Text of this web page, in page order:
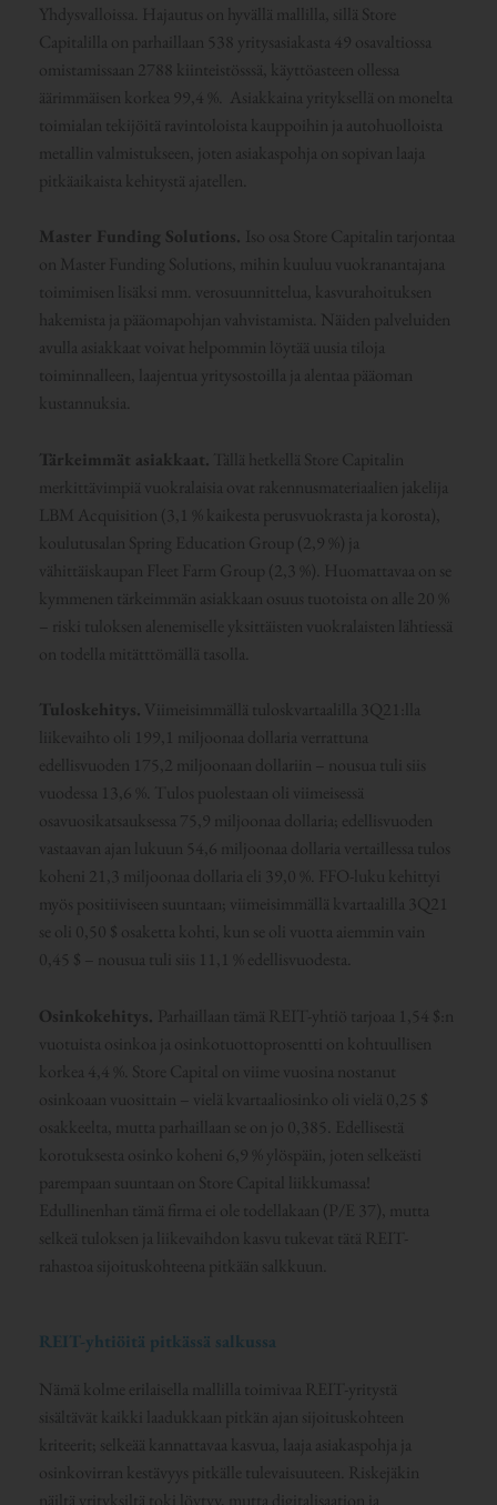
Yhdysvalloissa. Hajautus on hyvällä mallilla, sillä Store
Capitalilla on parhaillaan 538 yritysasiakasta 49 osavaltiossa
omistamissaan 2788 kiinteistösssä, käyttöasteen ollessa
äärimmäisen korkea 99,4 %. Asiakkaina yrityksellä on monelta
toimialan tekijöitä ravintoloista kauppoihin ja autohuolloista
metallin valmistukseen, joten asiakaspohja on sopivan laaja
pitkäaikaista kehitystä ajatellen.
Master Funding Solutions. Iso osa Store Capitalin tarjontaa
on Master Funding Solutions, mihin kuuluu vuokranantajana
toimimisen lisäksi mm. verosuunnittelua, kasvurahoituksen
hakemista ja pääomapohjan vahvistamista. Näiden palveluiden
avulla asiakkaat voivat helpommin löytää uusia tiloja
toiminnalleen, laajentua yritysostoilla ja alentaa pääoman
kustannuksia.
Tärkeimmät asiakkaat. Tällä hetkellä Store Capitalin
merkittävimpiä vuokralaisia ovat rakennusmateriaalien jakelija
LBM Acquisition (3,1 % kaikesta perusvuokrasta ja korosta),
koulutusalan Spring Education Group (2,9 %) ja
vähittäiskaupan Fleet Farm Group (2,3 %). Huomattavaa on se
kymmenen tärkeimmän asiakkaan osuus tuotoista on alle 20 %
– riski tuloksen alenemiselle yksittäisten vuokralaisten lähtiessä
on todella mitätttömällä tasolla.
Tuloskehitys. Viimeisimmällä tuloskvartaalilla 3Q21:lla
liikevaihto oli 199,1 miljoonaa dollaria verrattuna
edellisvuoden 175,2 miljoonaan dollariin – nousua tuli siis
vuodessa 13,6 %. Tulos puolestaan oli viimeisessä
osavuosikatsauksessa 75,9 miljoonaa dollaria; edellisvuoden
vastaavan ajan lukuun 54,6 miljoonaa dollaria vertaillessa tulos
koheni 21,3 miljoonaa dollaria eli 39,0 %. FFO-luku kehittyi
myös positiiviseen suuntaan; viimeisimmällä kvartaalilla 3Q21
se oli 0,50 $ osaketta kohti, kun se oli vuotta aiemmin vain
0,45 $ – nousua tuli siis 11,1 % edellisvuodesta.
Osinkokehitys. Parhaillaan tämä REIT-yhtiö tarjoaa 1,54 $:n
vuotuista osinkoa ja osinkotuottoprosentti on kohtuullisen
korkea 4,4 %. Store Capital on viime vuosina nostanut
osinkoaan vuosittain – vielä kvartaaliosinko oli vielä 0,25 $
osakkeelta, mutta parhaillaan se on jo 0,385. Edellisestä
korotuksesta osinko koheni 6,9 % ylöspäin, joten selkeästi
parempaan suuntaan on Store Capital liikkumassa!
Edullinenhan tämä firma ei ole todellakaan (P/E 37), mutta
selkeä tuloksen ja liikevaihdon kasvu tukevat tätä REIT-
rahastoa sijoituskohteena pitkään salkkuun.
REIT-yhtiöitä pitkässä salkussa
Nämä kolme erilaisella mallilla toimivaa REIT-yritystä
sisältävät kaikki laadukkaan pitkän ajan sijoituskohteen
kriteerit; selkeää kannattavaa kasvua, laaja asiakaspohja ja
osinkovirran kestävyys pitkälle tulevaisuuteen. Riskejäkin
näiltä yrityksiltä toki löytyy, mutta digitalisaation ja